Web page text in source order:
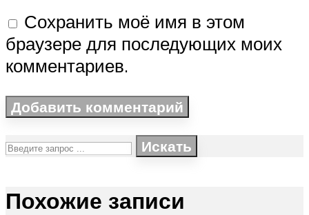
Сохранить моё имя в этом
браузере для последующих моих
комментариев.
Искать
Похожие записи